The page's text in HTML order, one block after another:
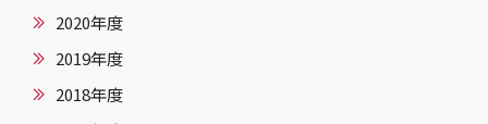
2020年度
2019年度
2018年度